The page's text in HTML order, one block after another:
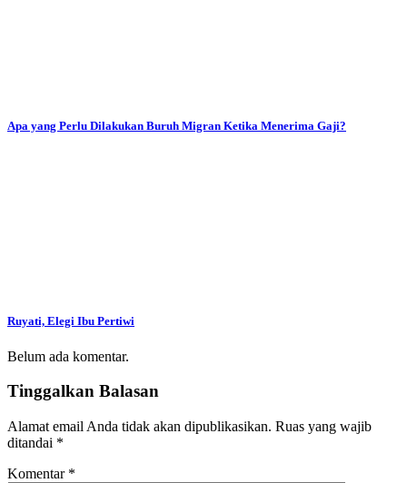
Apa yang Perlu Dilakukan Buruh Migran Ketika Menerima Gaji?
Ruyati, Elegi Ibu Pertiwi
Belum ada komentar.
Tinggalkan Balasan
Alamat email Anda tidak akan dipublikasikan. Ruas yang wajib
ditandai *
Komentar *